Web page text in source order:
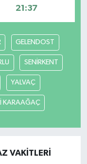
21:37
GELENDOST
SENİRKENT
YALVAÇ
KARAAĞAÇ
VAKITLERI